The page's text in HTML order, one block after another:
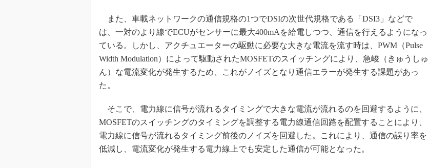
また、車載ネットワークの通信規格の1つでDSIの次世代規格である「DSI3」などで
は、一対のより線でECUがセンサーに最大400mAを給電しつつ、通信を行えるようになっ
ている。しかし、アクチュエーターの駆動に必要な大きな電流を流す時は、PWM（Pulse
Width Modulation）によって駆動されたMOSFETのスイッチングにより、急峻（きゅうしゅ
ん）な電流変化が発生するため、これがノイズとなり通信エラーが発生する課題があっ
た。
そこで、電力線に信号が流れるタイミングで大きな電流が流れるのを回避するように、
MOSFETのスイッチングのタイミングを調整する電力線通信回路を配置することにより、
電力線に信号が流れるタイミング前後のノイズを回避した。これにより、通信の誤り率を
低減し、電流変化が発生する電力線上でも安定した通信が可能となった。